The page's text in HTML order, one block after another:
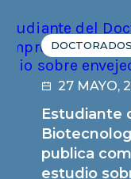
DOCTORADOS
27 MAYO,
Estudiante
publica
estudio